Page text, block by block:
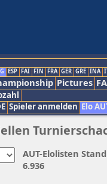
ESP FAI FIN FRA GER GRE INA
Pictures
Spieler anmelden Elo
AUT-Elolisten
6.936